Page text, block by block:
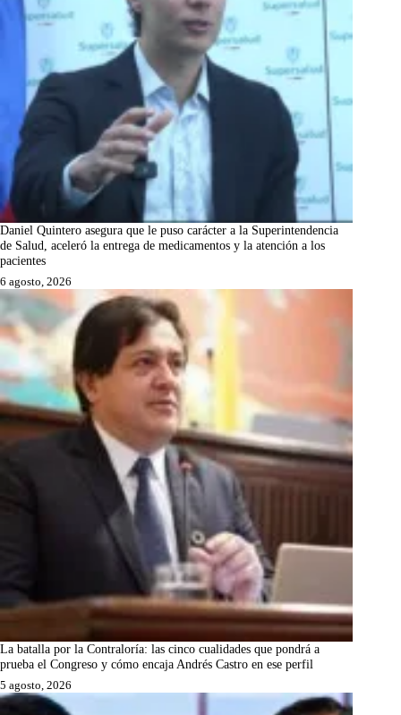
Daniel Quintero asegura que le puso carácter a la Superintendencia
de Salud, aceleró la entrega de medicamentos y la atención a los
pacientes
6 agosto, 2026
La batalla por la Contraloría: las cinco cualidades que pondrá a
prueba el Congreso y cómo encaja Andrés Castro en ese perfil
5 agosto, 2026